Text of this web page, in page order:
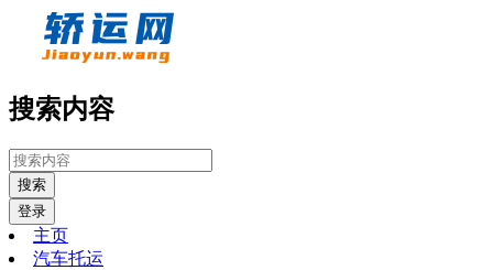
搜索内容
搜索
登录
主页
汽车托运